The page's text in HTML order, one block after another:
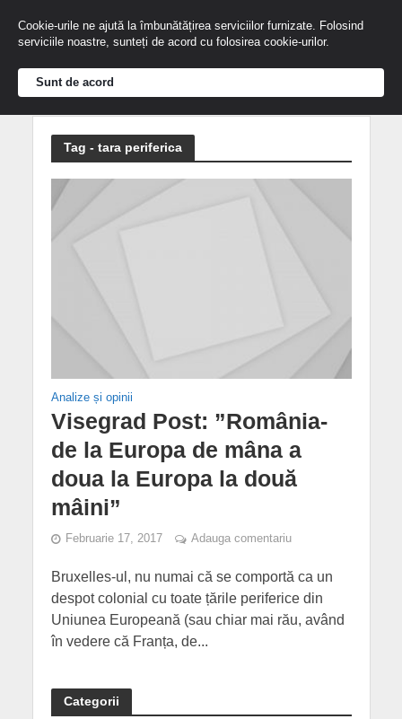
Tag - tara periferica
Analize și opinii
Visegrad Post: ”România-
de la Europa de mâna a
doua la Europa la două
mâini”
Februarie 17, 2017 Adauga comentariu
Bruxelles-ul, nu numai că se comportă ca un
despot colonial cu toate țările periferice din
Uniunea Europeană (sau chiar mai rău, având
în vedere că Franța, de...
Categorii
Cookie-urile ne ajută la îmbunătățirea serviciilor furnizate. Folosind
serviciile noastre, sunteți de acord cu folosirea cookie-urilor.
Sunt de acord